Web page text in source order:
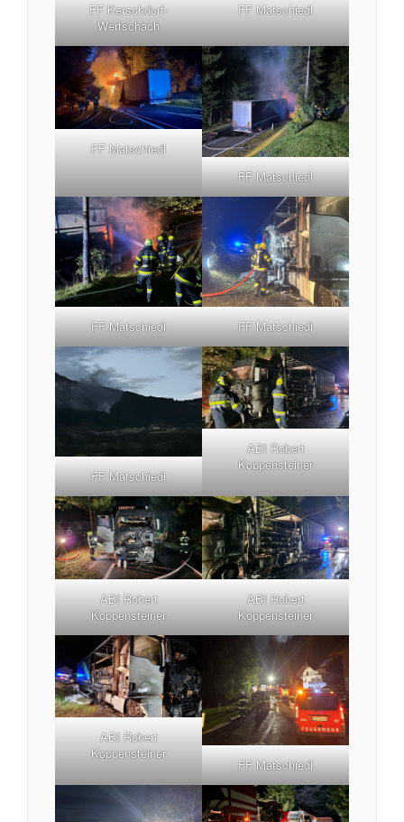
FF Kerschdorf-
Wertschach
FF Matschiedl
FF Matschiedl
FF Matschiedl
FF Matschiedl FF Matschiedl
FF Matschiedl
ABI Robert
Koppensteiner
ABI Robert
Koppensteiner
ABI Robert
Koppensteiner
ABI Robert
Koppensteiner
FF Matschiedl